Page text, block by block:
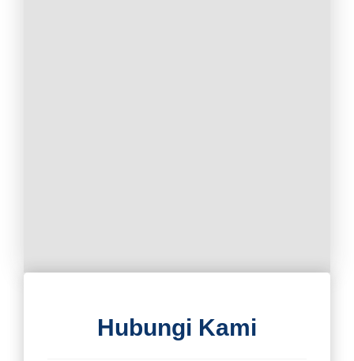
Hubungi Kami